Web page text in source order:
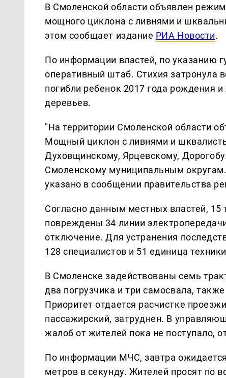
В Смоленской области объявлен
мощного циклона с ливнями и
этом сообщает издание РИА Новости.
По информации властей, по указанию
оперативный штаб. Стихия затронула
погибли ребенок 2017 года рождения
деревьев.
"На территории Смоленской области
Мощный циклон с ливнями и
Духовщинскому, Ярцевскому,
Смоленскому муниципальным
указано в сообщении правительства
Согласно данным местных властей, 15
повреждены 34 линии
отключение. Для устранения
128 специалистов и 51 единица
В Смоленске задействованы семь
два погрузчика и три самосвала,
Приоритет отдается расчистке
пассажирский, затруднен. В
жалоб от жителей пока не поступало,
По информации МЧС, завтра
метров в секунду. Жителей просят по